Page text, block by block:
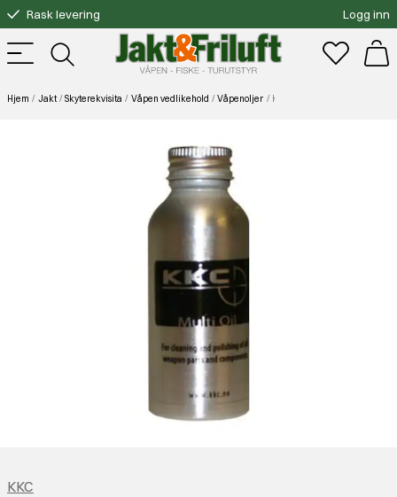
Rask levering
Gratis bytte
Fri frakt over 3000.-
Logg inn
Hjem Jakt Skyterekvisita Våpen vedlikehold Våpenoljer
KKC